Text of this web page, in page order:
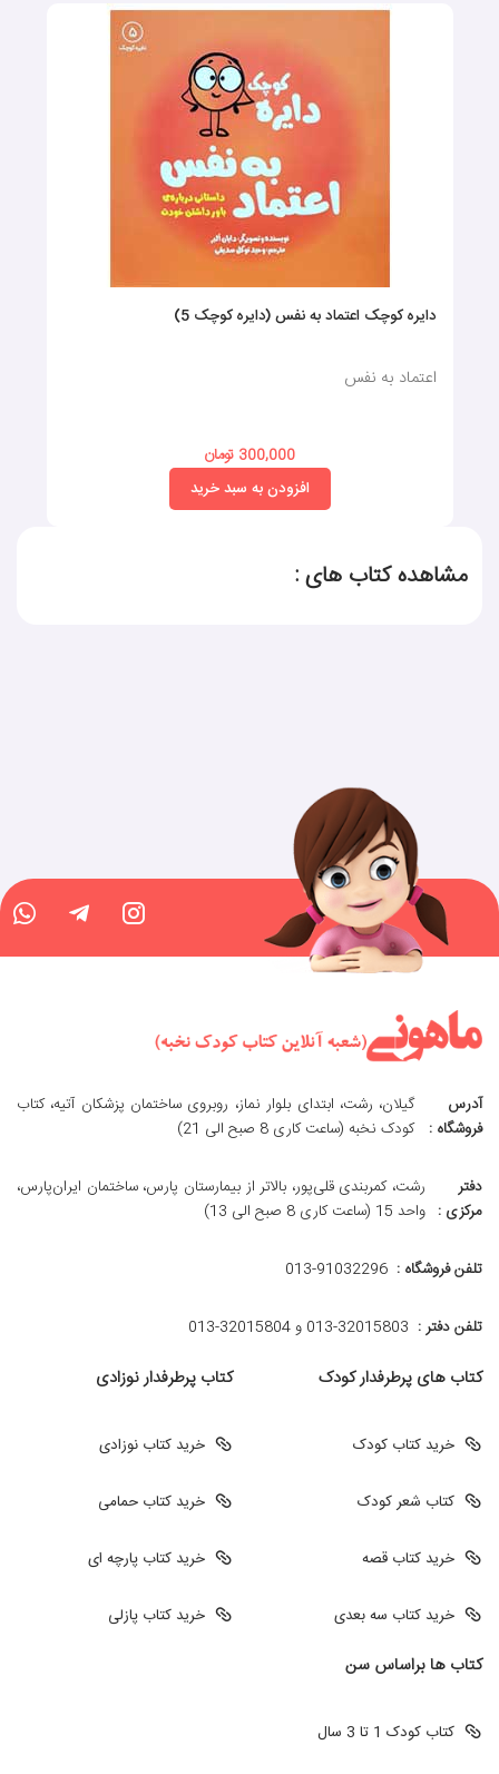
دایره کوچک اعتماد به نفس (دایره کوچک 5)
اعتماد به نفس
300,000 تومان
افزودن به سبد خرید
مشاهده کتاب های :
آدرس
فروشگاه :
گیلان، رشت، ابتدای بلوار نماز، روبروی ساختمان پزشکان آتیه، کتاب
کودک نخبه (ساعت کاری 8 صبح الی 21)
دفتر
مرکزی :
رشت، کمربندی قلی‌پور، بالاتر از بیمارستان پارس، ساختمان ایران‌پارس،
واحد 15 (ساعت کاری 8 صبح الی 13)
تلفن فروشگاه : 013-91032296
تلفن دفتر : 013-32015803 و 32015804-013
کتاب های پرطرفدار کودک
خرید کتاب کودک
کتاب شعر کودک
خرید کتاب قصه
خرید کتاب سه بعدی
کتاب پرطرفدار نوزادی
خرید کتاب نوزادی
خرید کتاب حمامی
خرید کتاب پارچه ای
خرید کتاب پازلی
کتاب ها براساس سن
کتاب کودک 1 تا 3 سال